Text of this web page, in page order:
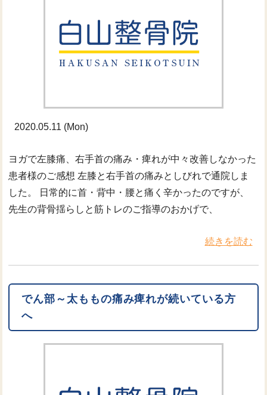
2020.05.11 (Mon)
ヨガで左膝痛、右手首の痛み・痺れが中々改善しなかった
患者様のご感想 左膝と右手首の痛みとしびれで通院しま
した。 日常的に首・背中・腰と痛く辛かったのですが、
先生の背骨揺らしと筋トレのご指導のおかげで、
続きを読む
でん部～太ももの痛み痺れが続いている方
へ